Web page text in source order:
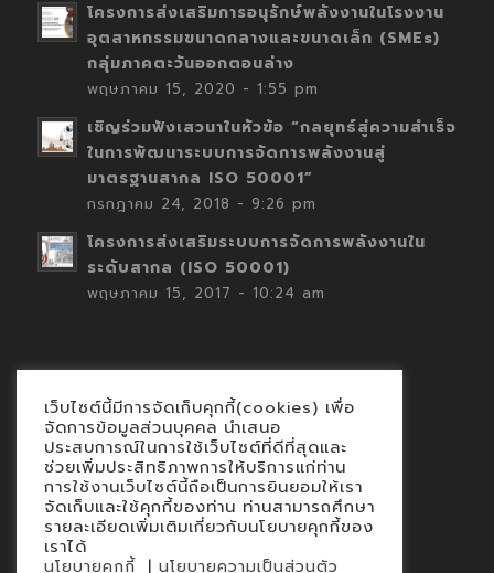
โครงการส่งเสริมการอนุรักษ์พลังงานในโรงงาน
อุตสาหกรรมขนาดกลางและขนาดเล็ก (SMEs)
กลุ่มภาคตะวันออกตอนล่าง
พฤษภาคม 15, 2020 - 1:55 pm
เชิญร่วมฟังเสวนาในหัวข้อ “กลยุทธ์สู่ความสำเร็จ
ในการพัฒนาระบบการจัดการพลังงานสู่
มาตรฐานสากล ISO 50001”
กรกฎาคม 24, 2018 - 9:26 pm
โครงการส่งเสริมระบบการจัดการพลังงานใน
ระดับสากล (ISO 50001)
พฤษภาคม 15, 2017 - 10:24 am
Contact
นโยบายคุกกี้
นโยบายข้อมูลส่วนบุคคล
เว็บไซต์นี้มีการจัดเก็บคุกกี้(cookies) เพื่อ
จัดการข้อมูลส่วนบุคคล นำเสนอ
ประสบการณ์ในการใช้เว็บไซต์ที่ดีที่สุดและ
ช่วยเพิ่มประสิทธิภาพการให้บริการแก่ท่าน
การใช้งานเว็บไซต์นี้ถือเป็นการยินยอมให้เรา
จัดเก็บและใช้คุกกี้ของท่าน ท่านสามารถศึกษา
รายละเอียดเพิ่มเติมเกี่ยวกับนโยบายคุกกี้ของ
เราได้
นโยบายคุกกี้ | นโยบายความเป็นส่วนตัว